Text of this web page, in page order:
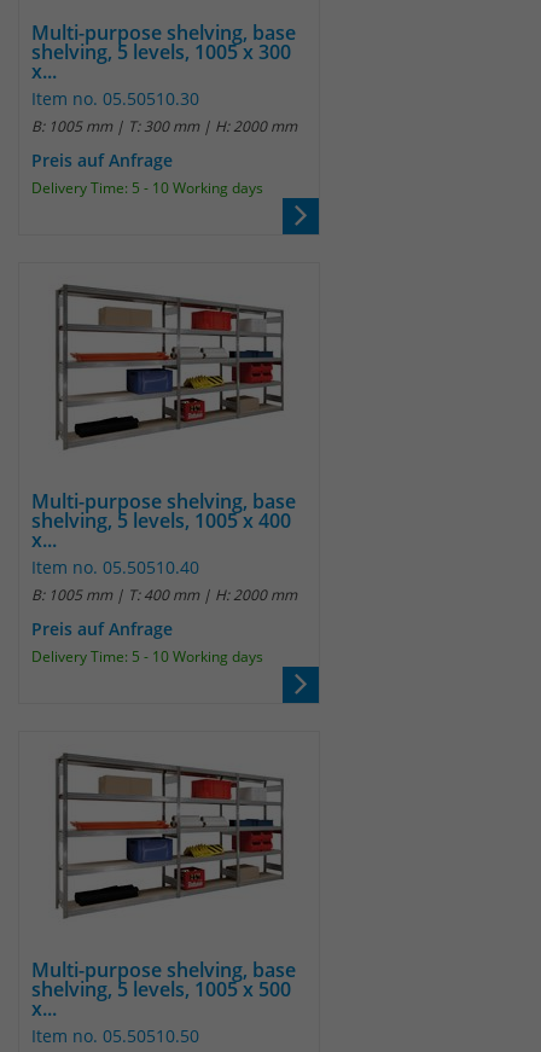
Multi-purpose shelving, base
shelving, 5 levels, 1005 x 300
x...
Item no. 05.50510.30
B: 1005 mm | T: 300 mm | H: 2000 mm
Preis auf Anfrage
Delivery Time: 5 - 10 Working days
Multi-purpose shelving, base
shelving, 5 levels, 1005 x 400
x...
Item no. 05.50510.40
B: 1005 mm | T: 400 mm | H: 2000 mm
Preis auf Anfrage
Delivery Time: 5 - 10 Working days
Multi-purpose shelving, base
shelving, 5 levels, 1005 x 500
x...
Item no. 05.50510.50